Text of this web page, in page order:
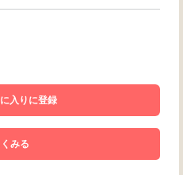
入りに登録
みる